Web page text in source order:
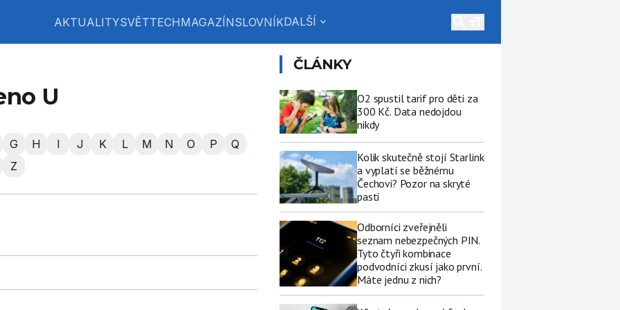
AKTUALITYSVĚTTECHMAGAZÍNSLOVNÍKDALŠÍ expand_more
U
G H I J K L M N O P
Q
Z
ČLÁNKY
O2 spustil tarif pro děti za
300 Kč. Data nedojdou
nikdy
Kolik skutečně stojí Starlink
a vyplatí se běžnému
Čechovi? Pozor na skryté
pasti
Odborníci zveřejněli
seznam nebezpečných PIN.
Tyto čtyři kombinace
podvodníci zkusí jako první.
Máte jednu z nich?